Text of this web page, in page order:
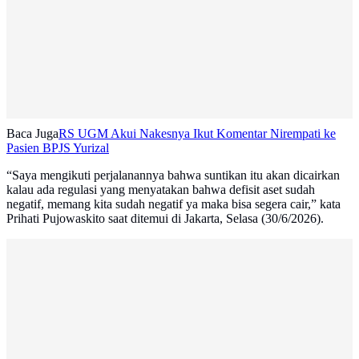
Baca JugaRS UGM Akui Nakesnya Ikut Komentar Nirempati ke
Pasien BPJS Yurizal
“Saya mengikuti perjalanannya bahwa suntikan itu akan dicairkan
kalau ada regulasi yang menyatakan bahwa defisit aset sudah
negatif, memang kita sudah negatif ya maka bisa segera cair,” kata
Prihati Pujowaskito saat ditemui di Jakarta, Selasa (30/6/2026).